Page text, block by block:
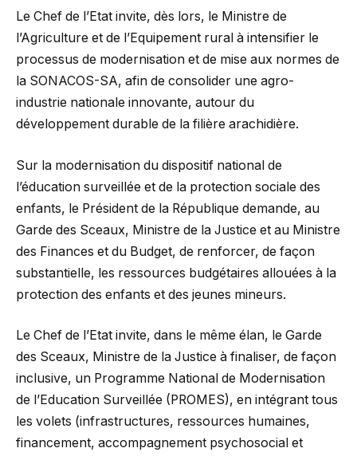
Le Chef de l’Etat invite, dès lors, le Ministre de
l’Agriculture et de l’Equipement rural à intensifier le
processus de modernisation et de mise aux normes de
la SONACOS-SA, afin de consolider une agro-
industrie nationale innovante, autour du
développement durable de la filière arachidière.
Sur la modernisation du dispositif national de
l’éducation surveillée et de la protection sociale des
enfants, le Président de la République demande, au
Garde des Sceaux, Ministre de la Justice et au Ministre
des Finances et du Budget, de renforcer, de façon
substantielle, les ressources budgétaires allouées à la
protection des enfants et des jeunes mineurs.
Le Chef de l’Etat invite, dans le même élan, le Garde
des Sceaux, Ministre de la Justice à finaliser, de façon
inclusive, un Programme National de Modernisation
de l’Education Surveillée (PROMES), en intégrant tous
les volets (infrastructures, ressources humaines,
financement, accompagnement psychosocial et